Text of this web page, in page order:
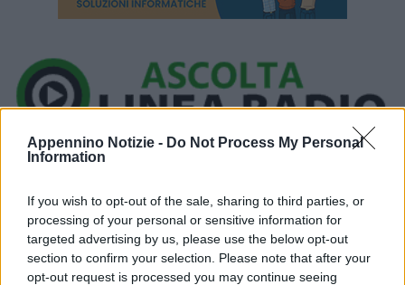
Appennino Notizie - Do Not Process My Personal
Information
If you wish to opt-out of the sale, sharing to third parties, or
processing of your personal or sensitive information for
targeted advertising by us, please use the below opt-out
section to confirm your selection. Please note that after your
opt-out request is processed you may continue seeing
Ora in onda:
immagine di repertorio